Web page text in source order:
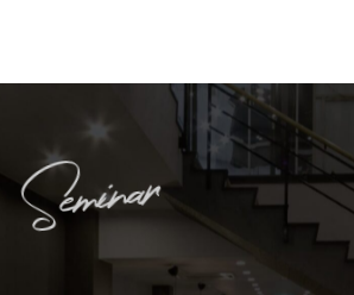
Seminar